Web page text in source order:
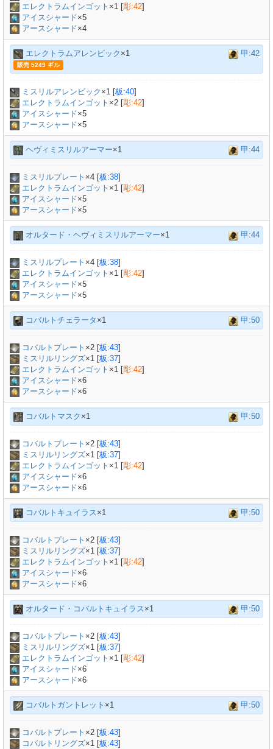
エレクトラムインゴット ×1 [彫:42]
アイスシャード×5
アースシャード×4
エレクトラムアレンビック ×1 甲:42
販売 5249 ギル
ミスリルアレンビック ×1 [板:40]
エレクトラムインゴット ×2 [彫:42]
アイスシャード×5
アースシャード×5
ヘヴィミスリルアーマー×1 甲:44
ミスリルプレート ×4 [板:38]
エレクトラムインゴット ×1 [彫:42]
アイスシャード×5
アースシャード×5
オルタード・ヘヴィミスリルアーマー×1 甲:44
ミスリルプレート ×4 [板:38]
エレクトラムインゴット ×1 [彫:42]
アイスシャード×5
アースシャード×5
コバルトチェラータ ×1 甲:50
コバルトプレート ×2 [板:43]
ミスリルリングズ×1 [板:37]
エレクトラムインゴット ×1 [彫:42]
アイスシャード×6
アースシャード×6
コバルトマスク ×1 甲:50
コバルトプレート ×2 [板:43]
ミスリルリングズ×1 [板:37]
エレクトラムインゴット ×1 [彫:42]
アイスシャード×6
アースシャード×6
コバルトキュイラス×1 甲:50
コバルトプレート ×2 [板:43]
ミスリルリングズ×1 [板:37]
エレクトラムインゴット ×1 [彫:42]
アイスシャード×6
アースシャード×6
オルタード・コバルトキュイラス×1 甲:50
コバルトプレート ×2 [板:43]
ミスリルリングズ×1 [板:37]
エレクトラムインゴット ×1 [彫:42]
アイスシャード×6
アースシャード×6
コバルトガントレット ×1 甲:50
コバルトプレート ×2 [板:43]
コバルトリングズ×1 [板:43]